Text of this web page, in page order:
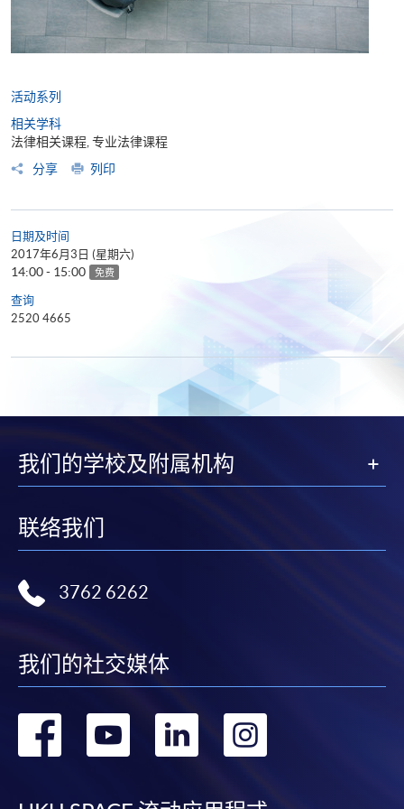
活动系列
相关学科
法律相关课程, 专业法律课程
分享
列印
日期及时间
2017年6月3日 (星期六)
14:00 - 15:00 免费
查询
2520 4665
我们的学校及附属机构
联络我们
3762 6262
我们的社交媒体
转 转 转 转